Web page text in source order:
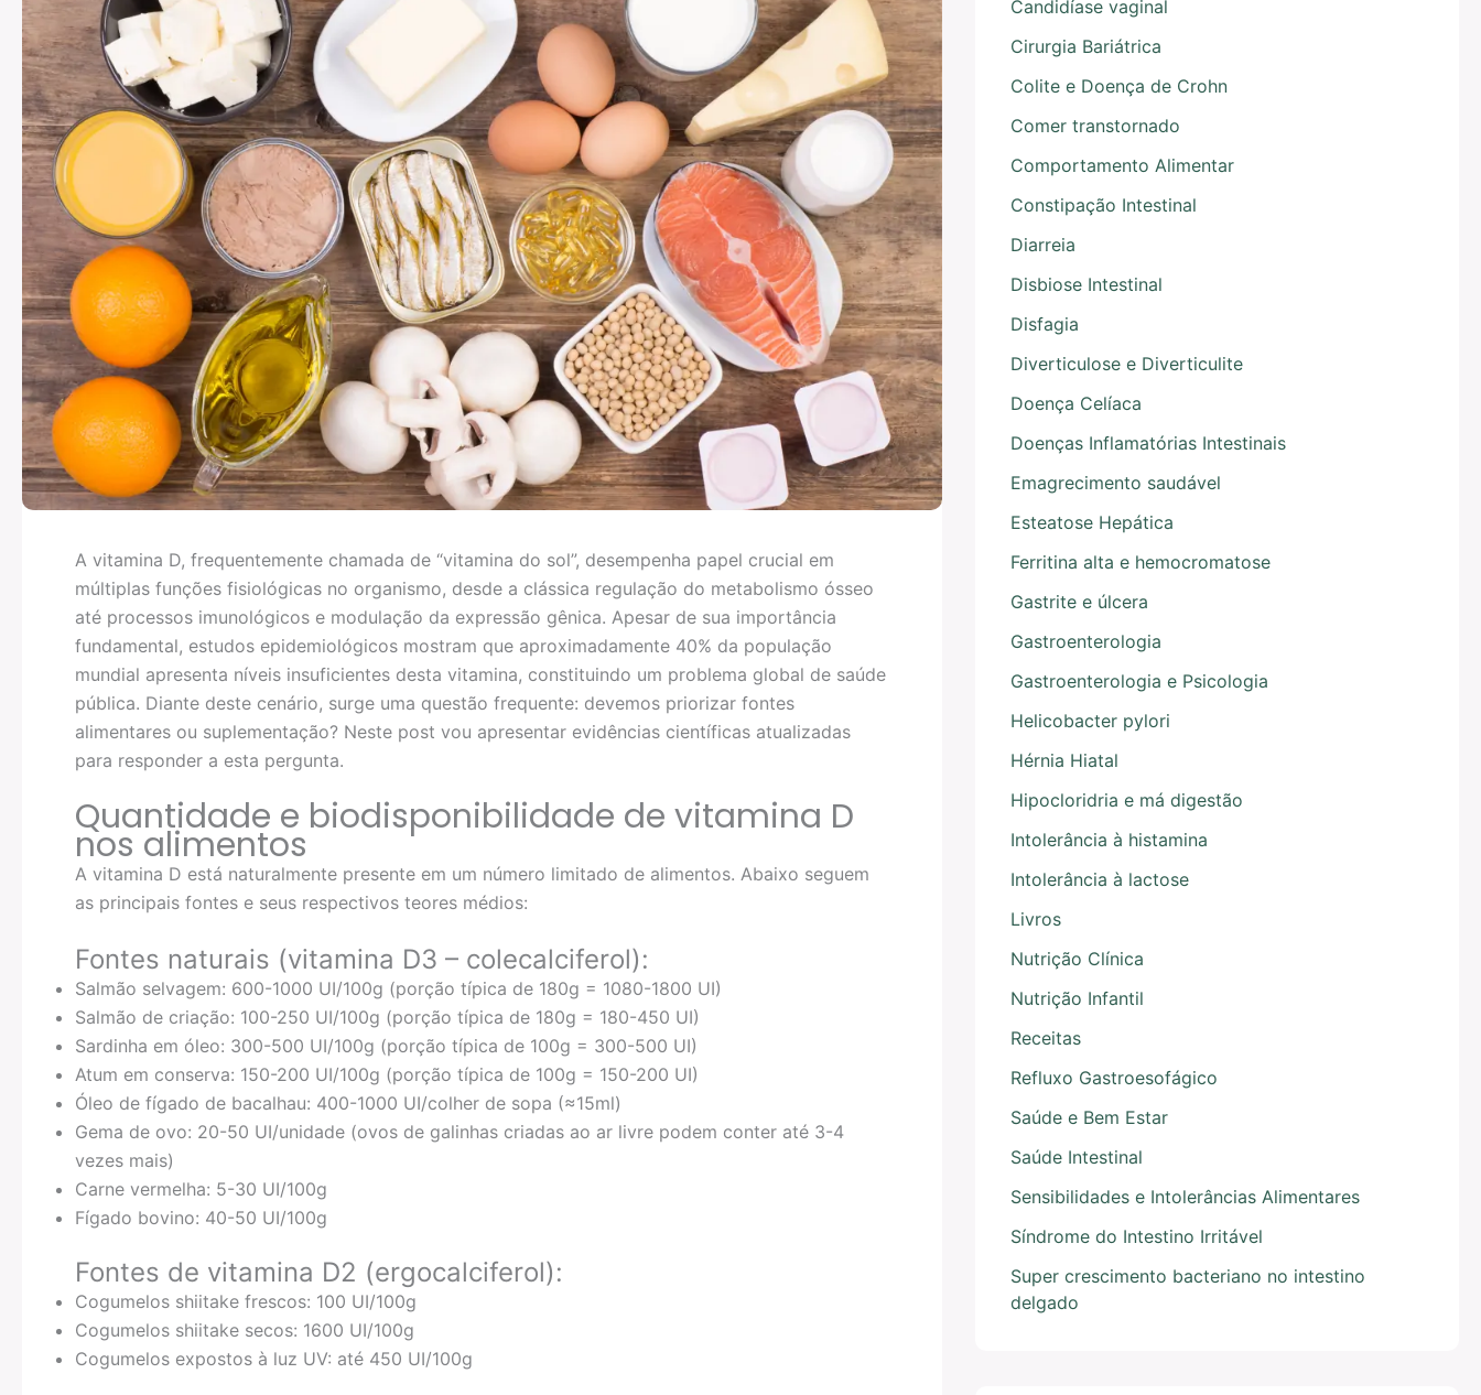
A vitamina D, frequentemente chamada de “vitamina do sol”, desempenha papel crucial em
múltiplas funções fisiológicas no organismo, desde a clássica regulação do metabolismo ósseo
até processos imunológicos e modulação da expressão gênica. Apesar de sua importância
fundamental, estudos epidemiológicos mostram que aproximadamente 40% da população
mundial apresenta níveis insuficientes desta vitamina, constituindo um problema global de saúde
pública. Diante deste cenário, surge uma questão frequente: devemos priorizar fontes
alimentares ou suplementação? Neste post vou apresentar evidências científicas atualizadas
para responder a esta pergunta.
Quantidade e biodisponibilidade de vitamina D
nos alimentos
A vitamina D está naturalmente presente em um número limitado de alimentos. Abaixo seguem
as principais fontes e seus respectivos teores médios:
Fontes naturais (vitamina D3 – colecalciferol):
Salmão selvagem: 600-1000 UI/100g (porção típica de 180g = 1080-1800 UI)
Salmão de criação: 100-250 UI/100g (porção típica de 180g = 180-450 UI)
Sardinha em óleo: 300-500 UI/100g (porção típica de 100g = 300-500 UI)
Atum em conserva: 150-200 UI/100g (porção típica de 100g = 150-200 UI)
Óleo de fígado de bacalhau: 400-1000 UI/colher de sopa (≈15ml)
Gema de ovo: 20-50 UI/unidade (ovos de galinhas criadas ao ar livre podem conter até 3-4
vezes mais)
Carne vermelha: 5-30 UI/100g
Fígado bovino: 40-50 UI/100g
Fontes de vitamina D2 (ergocalciferol):
Cogumelos shiitake frescos: 100 UI/100g
Cogumelos shiitake secos: 1600 UI/100g
Cogumelos expostos à luz UV: até 450 UI/100g
Candidíase vaginal
Cirurgia Bariátrica
Colite e Doença de Crohn
Comer transtornado
Comportamento Alimentar
Constipação Intestinal
Diarreia
Disbiose Intestinal
Disfagia
Diverticulose e Diverticulite
Doença Celíaca
Doenças Inflamatórias Intestinais
Emagrecimento saudável
Esteatose Hepática
Ferritina alta e hemocromatose
Gastrite e úlcera
Gastroenterologia
Gastroenterologia e Psicologia
Helicobacter pylori
Hérnia Hiatal
Hipocloridria e má digestão
Intolerância à histamina
Intolerância à lactose
Livros
Nutrição Clínica
Nutrição Infantil
Receitas
Refluxo Gastroesofágico
Saúde e Bem Estar
Saúde Intestinal
Sensibilidades e Intolerâncias Alimentares
Síndrome do Intestino Irritável
Super crescimento bacteriano no intestino
delgado